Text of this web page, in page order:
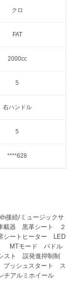
クロ
FAT
2000cc
5
右ハンドル
5
****628
接続/ミュージックサ
載器 黒革シート ２
シートヒーター LED
MTモード パドル
ト 誤発進抑制制
ッシュスタート ス
チアルミホイール